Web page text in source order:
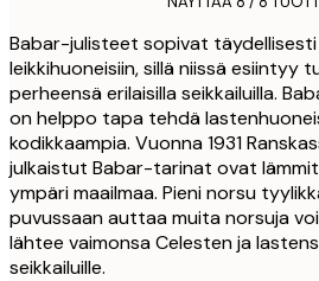
Babar-julisteet sopivat
leikkihuoneisiin, sillä niissä esiintyy
perheensä erilaisilla seikkailuilla.
on helppo tapa tehdä
kodikkaampia. Vuonna 1931
julkaistut Babar-tarinat ovat
ympäri maailmaa. Pieni norsu
puvussaan auttaa muita norsuja
lähtee vaimonsa Celesten ja
seikkailuille.